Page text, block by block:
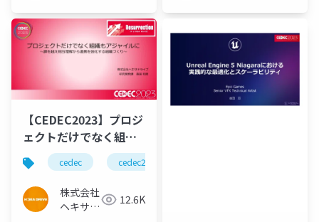
【CEDEC2023】プロジ
ェクトだけでなく組織
もアジャイルに～課を
越え相互理解から連携
を強化する組織づくり
～
cedec cedec2023
株式会社
ヘキサド
12.6K